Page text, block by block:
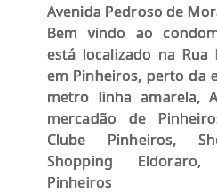
Avenida Pedroso de
Bem vindo ao
está localizado na Rua
em Pinheiros, perto da
metro linha amarela,
mercadão de
Clube Pinheiros,
Shopping
Pinheiros